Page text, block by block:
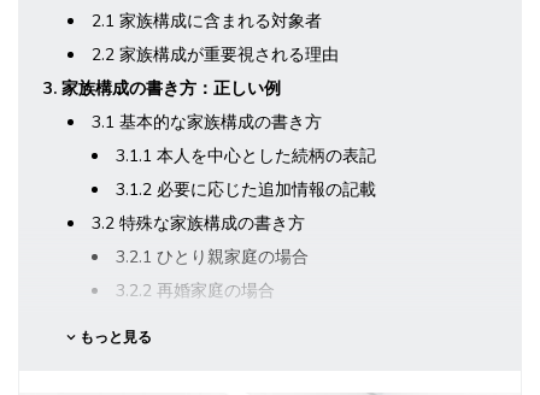
2.1 家族構成に含まれる対象者
2.2 家族構成が重要視される理由
3. 家族構成の書き方：正しい例
3.1 基本的な家族構成の書き方
3.1.1 本人を中心とした続柄の表記
3.1.2 必要に応じた追加情報の記載
3.2 特殊な家族構成の書き方
3.2.1 ひとり親家庭の場合
3.2.2 再婚家庭の場合
3.2.3 同性パートナーがいる場合
もっと見る